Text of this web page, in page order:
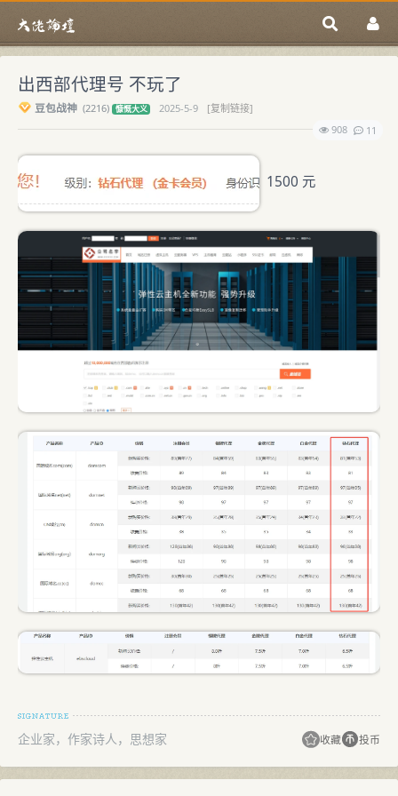
出西部代理号 不玩了
豆包战神 (2216) 慷慨大义 2025-5-9
[复制链接]
908
11
1500 元
企业家，作家诗人，思想家 收藏 投币